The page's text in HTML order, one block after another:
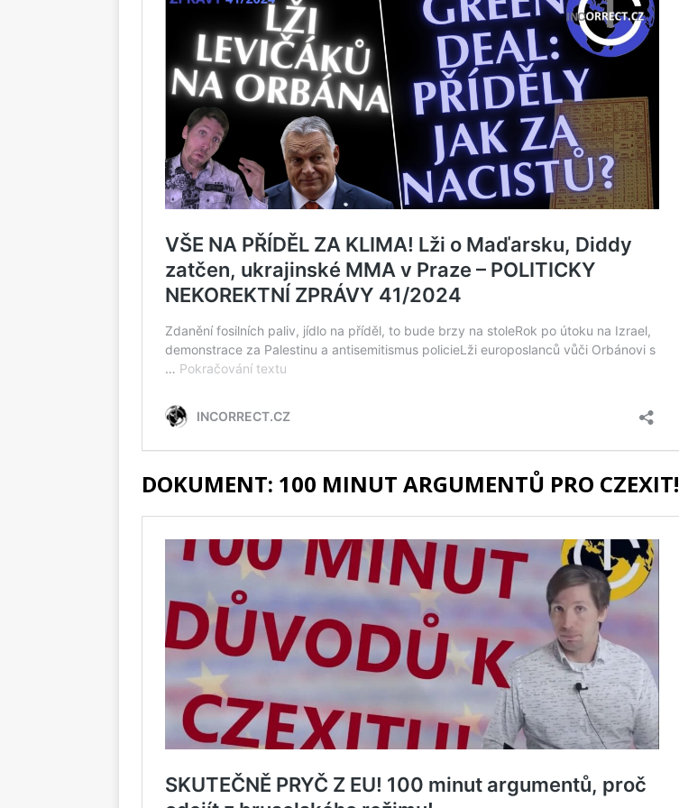
DOKUMENT: 100 MINUT ARGUMENTŮ PRO CZEXIT!